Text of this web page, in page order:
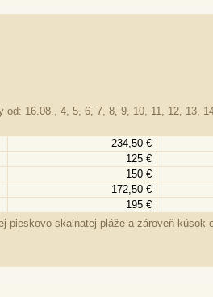
od: 16.08., 4, 5, 6, 7, 8, 9, 10, 11, 12, 13,
234,50 €
125 €
150 €
172,50 €
195 €
skalnatej pláže a zároveň